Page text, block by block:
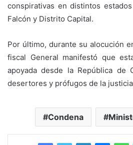
conspirativas en distintos
Falcón y Distrito Capital.
Por último, durante su alocución
fiscal General manifestó que
apoyada desde la República de
desertores y prófugos de la
Condena